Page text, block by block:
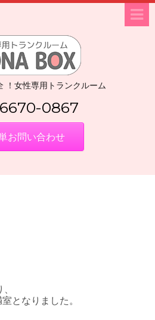
！女性専用トランクルーム
0867
お問い合わせ
となりました。